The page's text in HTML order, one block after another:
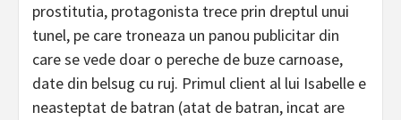
prostitutia, protagonista trece prin dreptul unui
tunel, pe care troneaza un panou publicitar din
care se vede doar o pereche de buze carnoase,
date din belsug cu ruj. Primul client al lui Isabelle e
neasteptat de batran (atat de batran, incat are